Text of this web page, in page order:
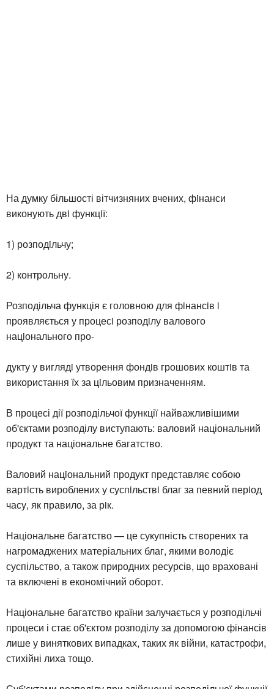
На думку більшості вітчизняних вчених, фiнанси
виконують двi функцiї:
1) розподiльчу;
2) контрольну.
Розподільча функція є головною для фiнансiв i
проявляється у процесi розподiлу валового
нацiонального про-
дукту у виглядi утворення фондiв грошових коштiв та
використання їх за цiльовим призначенням.
В процесі дії розподільчої функції найважливішими
об'єктами розподілу виступають: валовий національний
продукт та національне багатство.
Валовий нацiональний продукт представляє собою
вартiсть вироблених у суспiльствi благ за певний перiод
часу, як правило, за рiк.
Національне багатство — це сукупність створених та
нагромаджених матеріальних благ, якими володіє
суспільство, а також природних ресурсів, що враховані
та включені в економічний оборот.
Національне багатство країни залучається у розподільчі
процеси і стає об'єктом розподілу за допомогою фінансів
лише у виняткових випадках, таких як війни, катастрофи,
стихійні лиха тощо.